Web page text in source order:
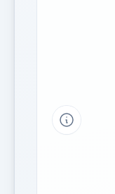
Tipp a